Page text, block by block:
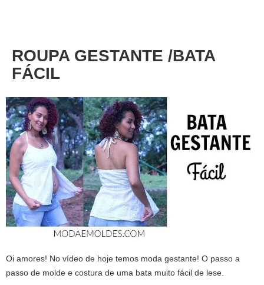
ROUPA GESTANTE /BATA
FÁCIL
Oi amores! No vídeo de hoje temos moda gestante! O passo a
passo de molde e costura de uma bata muito fácil de lese.